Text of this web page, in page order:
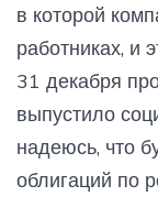
в которой
работниках, и
31 декабря
выпустило
надеюсь, что
облигаций по